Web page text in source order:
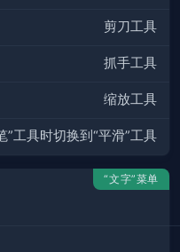
剪刀工具
抓手工具
缩放工具
”工具时切换到“平滑”工具
“文字”菜单